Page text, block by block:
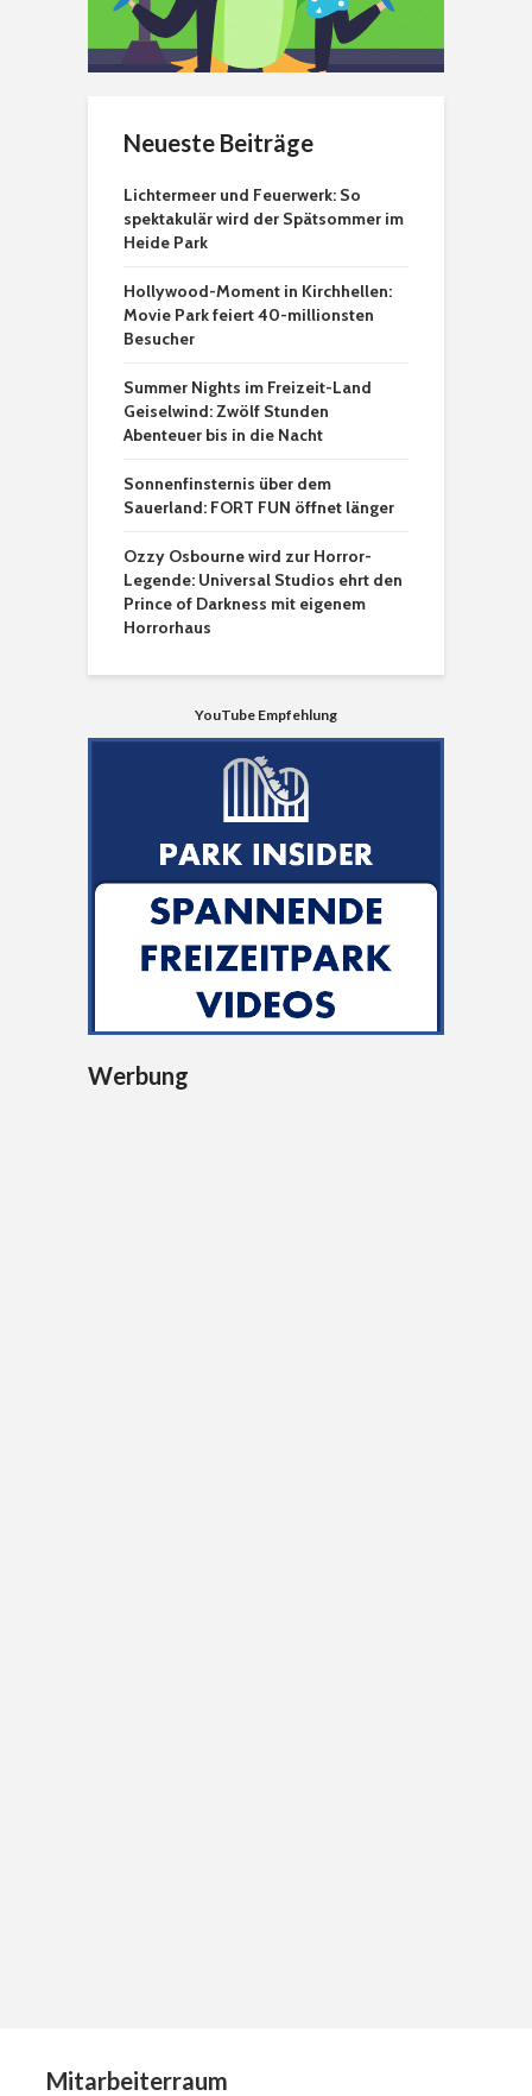
Neueste Beiträge
Lichtermeer und Feuerwerk: So
spektakulär wird der Spätsommer im
Heide Park
Hollywood-Moment in Kirchhellen:
Movie Park feiert 40-millionsten
Besucher
Summer Nights im Freizeit-Land
Geiselwind: Zwölf Stunden
Abenteuer bis in die Nacht
Sonnenfinsternis über dem
Sauerland: FORT FUN öffnet länger
Ozzy Osbourne wird zur Horror-
Legende: Universal Studios ehrt den
Prince of Darkness mit eigenem
Horrorhaus
YouTube Empfehlung
Werbung
Mitarbeiterraum